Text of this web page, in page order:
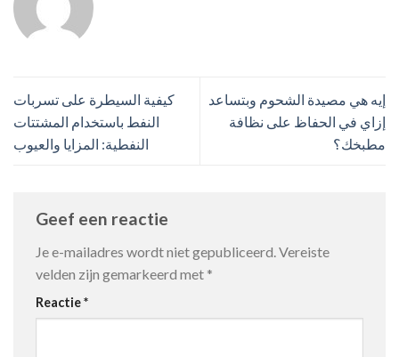
كيفية السيطرة على تسربات
النفط باستخدام المشتتات
النفطية: المزايا والعيوب
إيه هي مصيدة الشحوم وبتساعد
إزاي في الحفاظ على نظافة
مطبخك؟
Geef een reactie
Je e-mailadres wordt niet gepubliceerd.Vereiste
velden zijn gemarkeerd met *
Reactie*